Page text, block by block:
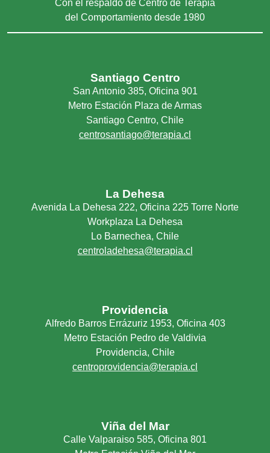
Con el respaldo de Centro de Terapia
del Comportamiento desde 1980
Santiago Centro
San Antonio 385, Oficina 901
Metro Estación Plaza de Armas
Santiago Centro, Chile
centrosantiago@terapia.cl
La Dehesa
Avenida La Dehesa 222, Oficina 225 Torre Norte
Workplaza La Dehesa
Lo Barnechea, Chile
centroladehesa@terapia.cl
Providencia
Alfredo Barros Errázuriz 1953, Oficina 403
Metro Estación Pedro de Valdivia
Providencia, Chile
centroprovidencia@terapia.cl
Viña del Mar
Calle Valparaiso 585, Oficina 801